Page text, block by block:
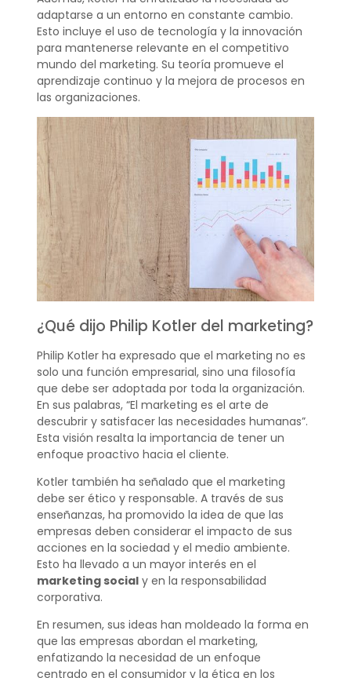
adaptarse a un entorno en constante cambio.
Esto incluye el uso de tecnología y la innovación
para mantenerse relevante en el competitivo
mundo del marketing. Su teoría promueve el
aprendizaje continuo y la mejora de procesos en
las organizaciones.
¿Qué dijo Philip Kotler del marketing?
Philip Kotler ha expresado que el marketing no es
solo una función empresarial, sino una filosofía
que debe ser adoptada por toda la organización.
En sus palabras, “El marketing es el arte de
descubrir y satisfacer las necesidades humanas”.
Esta visión resalta la importancia de tener un
enfoque proactivo hacia el cliente.
Kotler también ha señalado que el marketing
debe ser ético y responsable. A través de sus
enseñanzas, ha promovido la idea de que las
empresas deben considerar el impacto de sus
acciones en la sociedad y el medio ambiente.
Esto ha llevado a un mayor interés en el
marketing socialy en la responsabilidad
corporativa.
En resumen, sus ideas han moldeado la forma en
que las empresas abordan el marketing,
enfatizando la necesidad de un enfoque
centrado en el consumidor y la ética en los